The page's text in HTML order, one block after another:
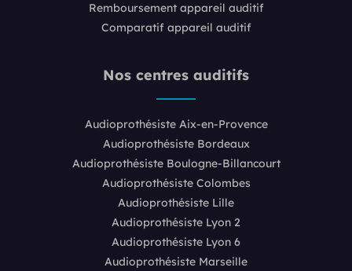
Remboursement appareil auditif
Comparatif appareil auditif
Nos centres auditifs
Audioprothésiste Aix-en-Provence
Audioprothésiste Bordeaux
Audioprothésiste Boulogne-Billancourt
Audioprothésiste Colombes
Audioprothésiste Lille
Audioprothésiste Lyon 2
Audioprothésiste Lyon 6
Audioprothésiste Marseille